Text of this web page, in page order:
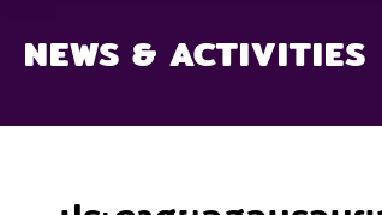
NEWS & ACTIVITIES